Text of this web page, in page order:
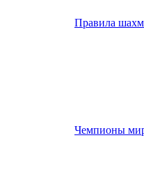
Правила
Чемпионы